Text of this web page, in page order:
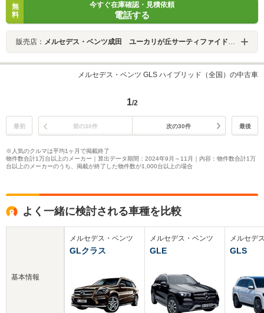
無
料
今すぐ在庫確認・見積依頼
電話する
販売店： メルセデス・ベンツ成田 ユーカリが丘サーティファイドカーセンター
メルセデス・ベンツ GLS ハイブリッド（全国）の中古車
1/2
最初 前の30件 次の30件 最後
※人気のクルマは平均1ヶ月で掲載終了
物件数合計1万台以上のメーカー｜算出データ期間：2024年9月～11月｜内容：物件数合計1万
台以上のメーカーのうち、掲載が終了した物件数が1,000台以上の場合
よく一緒に検討される車種を比較
基本情報
メルセデス・ベンツ
GLクラス
メルセデス・ベンツ
GLE
メルセデ
GLS